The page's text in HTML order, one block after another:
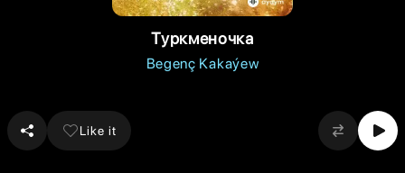
Туркменочка
Begenç Kakaýew
Like it